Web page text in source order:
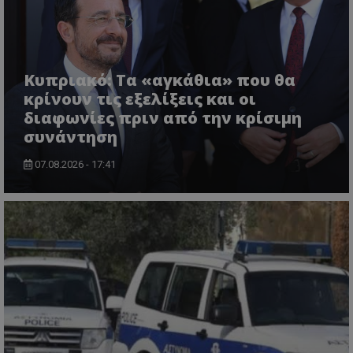
Κυπριακό: Τα «αγκάθια» που θα
κρίνουν τις εξελίξεις και οι
διαφωνίες πριν από την κρίσιμη
συνάντηση
07.08.2026 - 17:41
ASP.NET_SessionId
Microsoft Corporation